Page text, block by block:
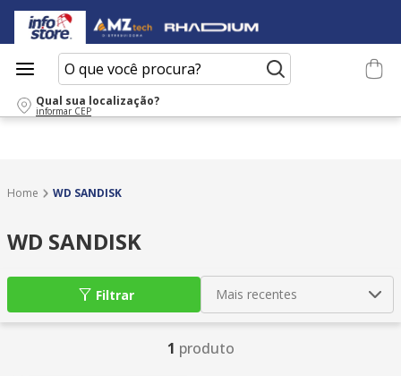
O que você procura?
Qual sua localização?
informar CEP
WD SANDISK
WD SANDISK
Mais recentes
Filtrar
1 produto